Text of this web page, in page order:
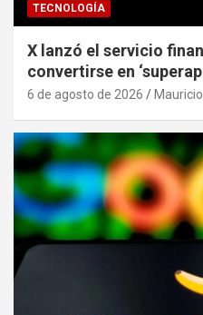
TECNOLOGÍA
X lanzó el servicio
convertirse en
6 de agosto de 2026